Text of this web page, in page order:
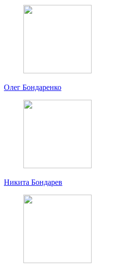
Олег Бондаренко
Никита Бондарев